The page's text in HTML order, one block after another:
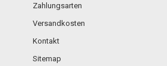
Zahlungsarten
Versandkosten
Kontakt
Sitemap